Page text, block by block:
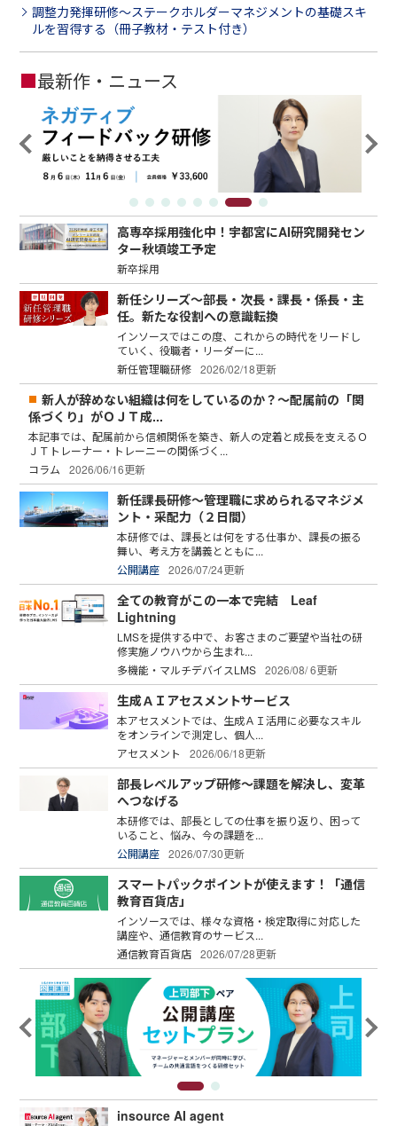
調整力発揮研修～ステークホルダーマネジメントの基礎スキ
ルを習得する（冊子教材・テスト付き）
■最新作・ニュース
高専卒採用強化中！宇都宮にAI研究開発セン
ター秋頃竣工予定
新卒採用
新任シリーズ～部長・次長・課長・係長・主
任。新たな役割への意識転換
インソースではこの度、これからの時代をリードし
ていく、役職者・リーダーに...
新任管理職研修 2026/02/18更新
新人が辞めない組織は何をしているのか？～配属前の「関
係づくり」がＯＪＴ成...
本記事では、配属前から信頼関係を築き、新人の定着と成長を支えるＯ
ＪＴトレーナー・トレーニーの関係づく...
コラム
2026/06/16更新
新任課長研修～管理職に求められるマネジメ
ント・采配力（２日間）
本研修では、課長とは何をする仕事か、課長の振る
舞い、考え方を講義とともに...
公開講座 2026/07/24更新
全ての教育がこの一本で完結 Leaf
Lightning
LMSを提供する中で、お客さまのご要望や当社の研
修実施ノウハウから生まれ...
多機能・マルチデバイスLMS 2026/08/ 6更新
生成ＡＩアセスメントサービス
本アセスメントでは、生成ＡＩ活用に必要なスキル
をオンラインで測定し、個人...
アセスメント
2026/06/18更新
部長レベルアップ研修～課題を解決し、変革
へつなげる
本研修では、部長としての仕事を振り返り、困って
いること、悩み、今の課題を...
公開講座 2026/07/30更新
スマートパックポイントが使えます！「通信
教育百貨店」
インソースでは、様々な資格・検定取得に対応した
講座や、通信教育のサービス...
通信教育百貨店 2026/07/28更新
insource AI agent